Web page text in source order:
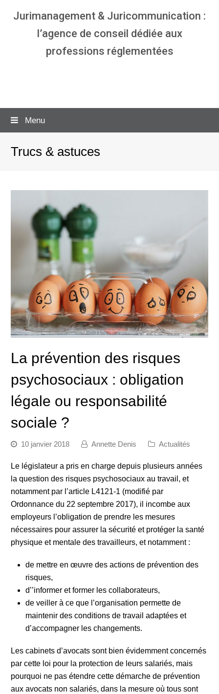
Jurimanagement & Juricommunication :
l’agence de conseil dédiée aux
professions réglementées
Menu
Trucs & astuces
La prévention des risques
psychosociaux : obligation
légale ou responsabilité
sociale ?
10 janvier 2018 Annette Denis Actualités
Le législateur a pris en charge depuis plusieurs années
la question des risques psychosociaux au travail, et
notamment par l’article L4121-1 (modifié par
Ordonnance du 22 septembre 2017), il incombe aux
employeurs l’obligation de prendre les mesures
nécessaires pour assurer la sécurité et protéger la santé
physique et mentale des travailleurs, et notamment :
de mettre en œuvre des actions de prévention des
risques,
d’’informer et former les collaborateurs,
de veiller à ce que l’organisation permette de
maintenir des conditions de travail adaptées et
d’accompagner les changements.
Les cabinets d’avocats sont bien évidemment concernés
par cette loi pour la protection de leurs salariés, mais
pourquoi ne pas étendre cette démarche de prévention
aux avocats non salariés, dans la mesure où tous sont